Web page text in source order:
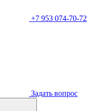
+7 953 074-70-72
Задать вопрос